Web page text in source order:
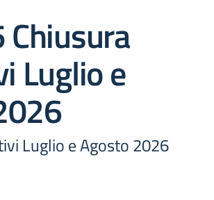
Chiusura
Luglio e
Luglio e Agosto 2026